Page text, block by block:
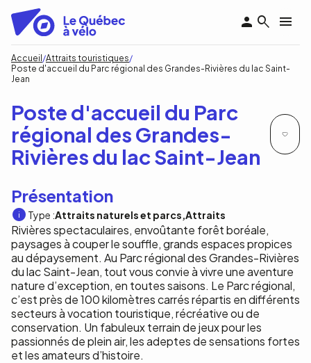
contenu
principal
Fil
d'Ariane
Accueil Attraits touristiques
Poste d'accueil du Parc régional des Grandes-Rivières du lac Saint-
Jean
Poste d'accueil du Parc
régional des Grandes-
Rivières du lac Saint-Jean
Présentation
Type :Attraits naturels et parcs Attraits
Rivières spectaculaires, envoûtante forêt boréale,
paysages à couper le souffle, grands espaces propices
au dépaysement. Au Parc régional des Grandes-Rivières
du lac Saint-Jean, tout vous convie à vivre une aventure
nature d’exception, en toutes saisons. Le Parc régional,
c’est près de 100 kilomètres carrés répartis en différents
secteurs à vocation touristique, récréative ou de
conservation. Un fabuleux terrain de jeux pour les
passionnés de plein air, les adeptes de sensations fortes
et les amateurs d’histoire.